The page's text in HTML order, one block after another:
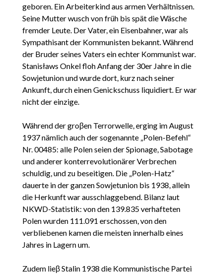
geboren. Ein Arbeiterkind aus armen Verhältnissen.
Seine Mutter wusch von früh bis spät die Wäsche
fremder Leute. Der Vater, ein Eisenbahner, war als
Sympathisant der Kommunisten bekannt. Während
der Bruder seines Vaters ein echter Kommunist war.
Stanisławs Onkel floh Anfang der 30er Jahre in die
Sowjetunion und wurde dort, kurz nach seiner
Ankunft, durch einen Genickschuss liquidiert. Er war
nicht der einzige.
Während der groβen Terrorwelle, erging im August
1937 nämlich auch der sogenannte „Polen-Befehl“
Nr. 00485: alle Polen seien der Spionage, Sabotage
und anderer konterrevolutionärer Verbrechen
schuldig, und zu beseitigen. Die „Polen-Hatz“
dauerte in der ganzen Sowjetunion bis 1938, allein
die Herkunft war ausschlaggebend. Bilanz laut
NKWD-Statistik: von den 139.835 verhafteten
Polen wurden 111.091 erschossen, von den
verbliebenen kamen die meisten innerhalb eines
Jahres in Lagern um.
Zudem lieβ Stalin 1938 die Kommunistische Partei